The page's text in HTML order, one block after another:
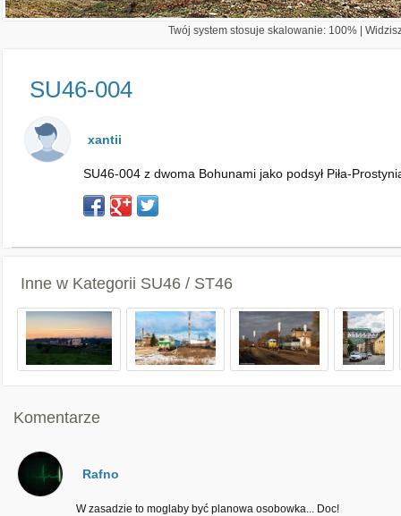
Twój system stosuje skalowanie: 100% |
SU46-004
xantii
SU46-004 z dwoma Bohunami jako podsył Piła-
Inne w Kategorii SU46 / ST46
Komentarze
Rafno
W zasadzie to moglaby być planowa osobowka... Doc!